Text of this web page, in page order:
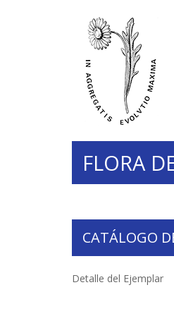
FLORA
CATÁLOGO
Detalle del Ejemplar